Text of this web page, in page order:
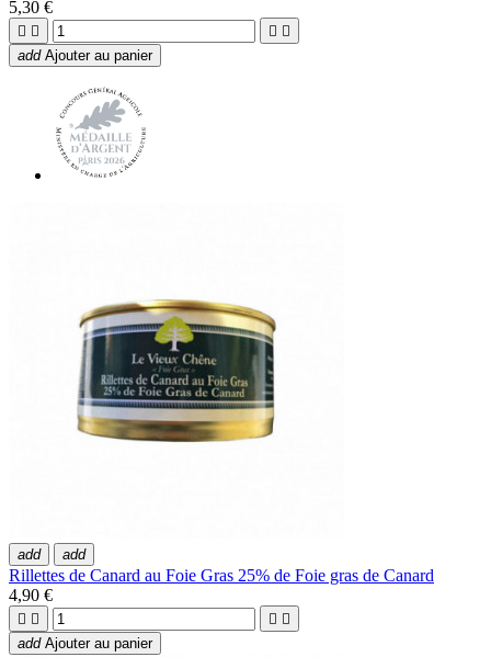
5,30 €
   
add Ajouter au panier
add add
Rillettes de Canard au Foie Gras 25% de Foie gras de Canard
4,90 €
   
add Ajouter au panier